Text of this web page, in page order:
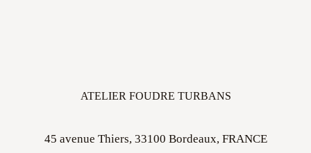
ATELIER FOUDRE TURBANS
45 avenue Thiers, 33100 Bordeaux, FRANCE